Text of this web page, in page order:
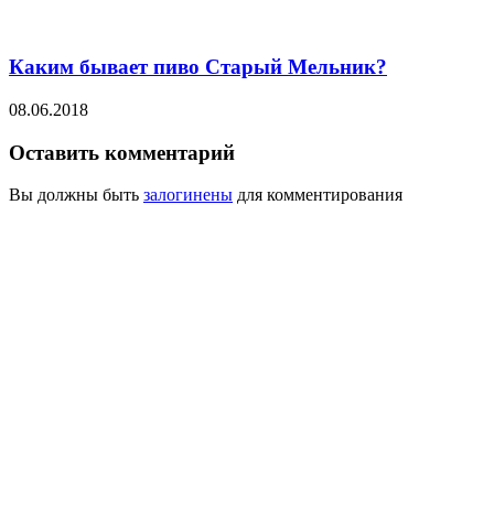
Каким бывает пиво Старый Мельник?
08.06.2018
Оставить комментарий
Вы должны быть залогинены для комментирования